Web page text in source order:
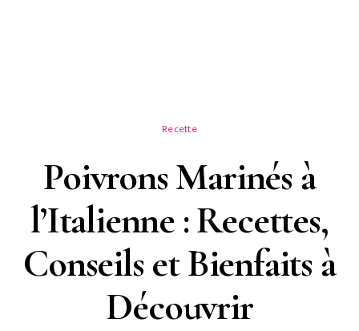
Recette
Poivrons Marinés à
l’Italienne : Recettes,
Conseils et Bienfaits à
Découvrir